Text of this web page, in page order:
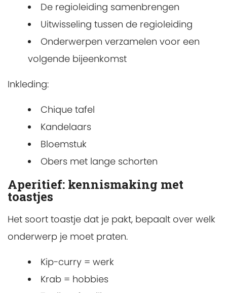
De regioleiding samenbrengen
Uitwisseling tussen de regioleiding
Onderwerpen verzamelen voor een
volgende bijeenkomst
Inkleding:
Chique tafel
Kandelaars
Bloemstuk
Obers met lange schorten
Aperitief: kennismaking met
toastjes
Het soort toastje dat je pakt, bepaalt over welk
onderwerp je moet praten.
Kip-curry = werk
Krab = hobbies